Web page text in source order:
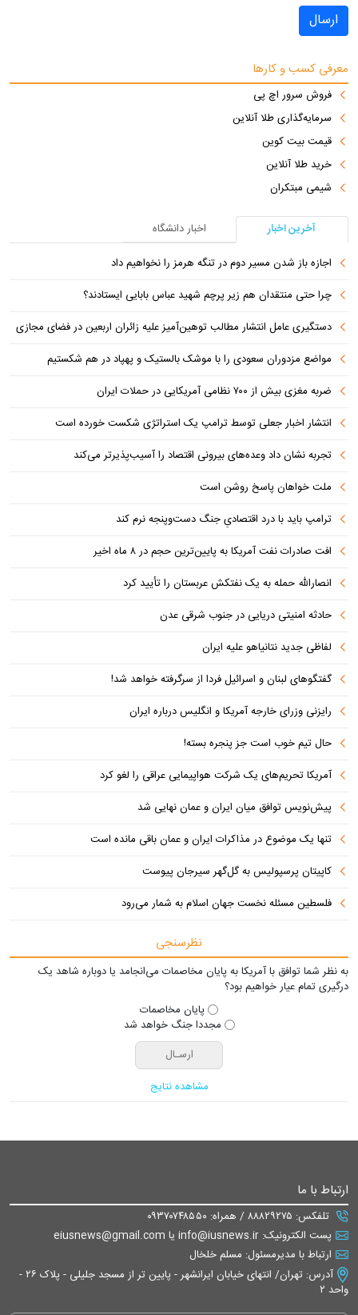
ارسال
معرفی کسب و کارها
فروش سرور اچ پی
سرمایه‌گذاری طلا آنلاین
قیمت بیت کوین
خرید طلا آنلاین
شیمی مبتکران
آخرین اخبار
اخبار دانشگاه
اجازه باز شدن مسیر دوم در تنگه هرمز را نخواهیم داد
چرا حتی منتقدان هم زیر پرچم شهید عباس بابایی ایستادند؟
دستگیری عامل انتشار مطالب توهین‌آمیز علیه زائران اربعین در فضای مجازی
مواضع مزدوران سعودی را با موشک بالستیک و پهپاد در هم شکستیم
ضربه مغزی بیش از ۷۰۰ نظامی آمریکایی در حملات ایران
انتشار اخبار جعلی توسط ترامپ یک استراتژی شکست خورده است
تجربه نشان داد وعده‌های بیرونی اقتصاد را آسیب‌پذیرتر می‌کند
ملت خواهان پاسخ روشن است
ترامپ باید با درد اقتصادیِ جنگ دست‌و‌پنجه نرم کند
افت صادرات نفت آمریکا به پایین‌ترین حجم در ۸ ماه اخیر
انصارالله حمله به یک نفتکش عربستان را تأیید کرد
حادثه امنیتی دریایی در جنوب شرقی عدن
لفاظی جدید نتانیاهو علیه ایران
گفتگوهای لبنان و اسرائیل فردا از سرگرفته خواهد شد!
رایزنی وزرای خارجه آمریکا و انگلیس درباره ایران
حال تیم خوب است جز پنجره بسته!
آمریکا تحریم‌های یک شرکت هواپیمایی عراقی را لغو کرد
پیش‌نویس توافق میان ایران و عمان نهایی شد
تنها یک موضوع در مذاکرات ایران و عمان باقی مانده است
کاپیتان پرسپولیس به گل‌گهر سیرجان پیوست
فلسطین مسئله نخست جهان اسلام به شمار می‌رود
نظرسنجی
به نظر شما توافق با آمریکا به پایان مخاصمات می‌انجامد یا دوباره شاهد یک
درگیری تمام عیار خواهیم بود؟
پایان مخاصمات
مجددا جنگ خواهد شد
مشاهده نتایج
ارتباط با ما
تلفکس: ۸۸۸۲۹۲۷۵ / همراه: ۰۹۳۷۰۷۴۸۵۵۰
پست الکترونیک: info@iusnews.ir یا eiusnews@gmail.com
ارتباط با مدیرمسئول: مسلم خلخال
آدرس: تهران/ انتهای خیابان ایرانشهر - پایین تر از مسجد جلیلی - پلاک ۲۶ -
واحد ۲